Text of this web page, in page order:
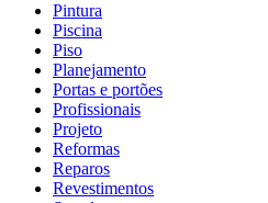
Pintura
Piscina
Piso
Planejamento
Portas e portões
Profissionais
Projeto
Reformas
Reparos
Revestimentos